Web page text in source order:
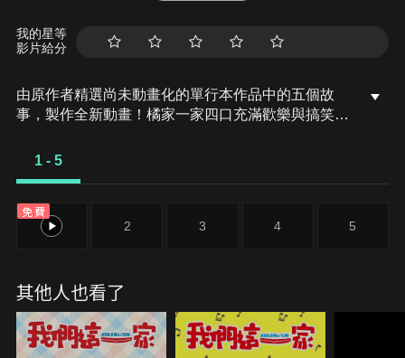
我的星等
影片給分
由原作者精選尚未動畫化的單行本作品中的五個故
事，製作全新動畫！橘家一家四口充滿歡樂與搞笑的
1 - 5
免費
1 2 3 4 5
其他人也看了